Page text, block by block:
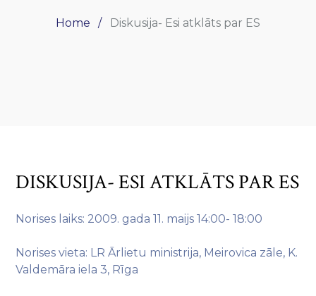
Home Diskusija- Esi atklāts par ES
DISKUSIJA- ESI ATKLĀTS PAR ES
Norises laiks: 2009. gada 11. maijs 14:00- 18:00
Norises vieta: LR Ārlietu ministrija, Meirovica zāle, K.
Valdemāra iela 3, Rīga